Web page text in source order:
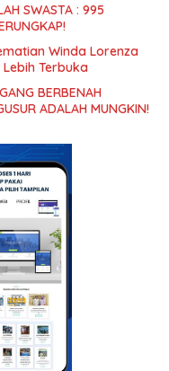
SWASTA : 995
Winda Lorenza
Terbuka
BERBENAH
ADALAH MUNGKIN!